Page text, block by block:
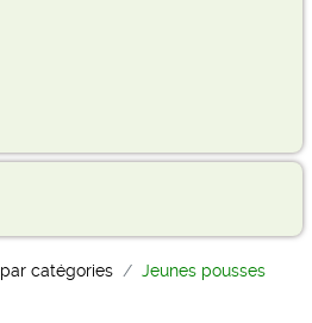
par catégories
Jeunes pousses